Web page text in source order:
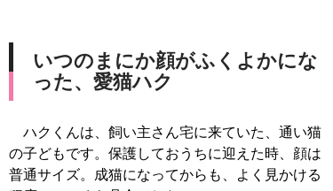
いつのまにか顔がふくよかにな
った、愛猫ハク
ハクくんは、飼い主さん宅に来ていた、通い猫
の子どもです。保護しておうちに迎えた時、顔は
普通サイズ。成猫になってからも、よく見かける